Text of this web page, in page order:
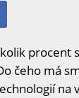
procent
čeho má
na